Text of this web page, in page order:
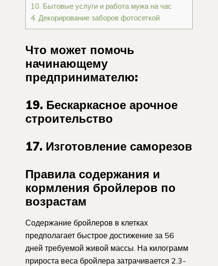
10. Бытовые услуги и работа мужа на час
4. Декорирование заборов фотосеткой
Что может помочь
начинающему
предпринимателю:
19. Бескаркасное арочное
строительство
17. Изготовление саморезов
Правила содержания и
кормления бройлеров по
возрастам
Содержание бройлеров в клетках
предполагает быстрое достижение за 56
дней требуемой живой массы. На килограмм
прироста веса бройлера затрачивается 2.3-